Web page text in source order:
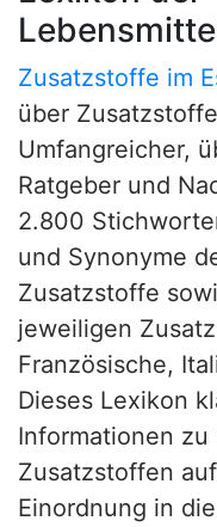
Zusatzstoffe im
über
Umfangreicher,
Ratgeber und
2.800
und Synonyme
Zusatzstoffe
jeweiligen
Französische,
Dieses Lexikon
Informationen
Zusatzstoffen
Einordnung in